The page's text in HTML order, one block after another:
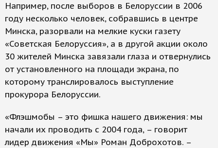
Например, после выборов в Белоруссии в 2006
году несколько человек, собравшись в центре
Минска, разорвали на мелкие куски газету
«Советская Белоруссия», а в другой акции около
30 жителей Минска завязали глаза и отвернулись
от установленного на площади экрана, по
которому транслировалось выступление
прокурора Белоруссии.
«Флэшмобы – это фишка нашего движения: мы
начали их проводить с 2004 года, – говорит
лидер движения «Мы» Роман Доброхотов. –